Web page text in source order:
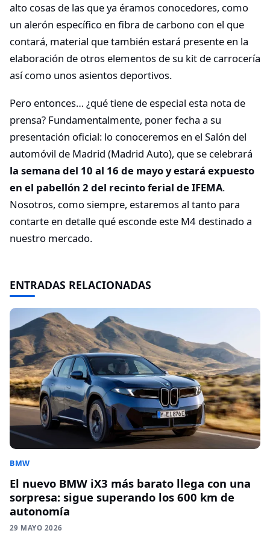
alto cosas de las que ya éramos conocedores, como
un alerón específico en fibra de carbono con el que
contará, material que también estará presente en la
elaboración de otros elementos de su kit de carrocería
así como unos asientos deportivos.
Pero entonces… ¿qué tiene de especial esta nota de
prensa? Fundamentalmente, poner fecha a su
presentación oficial: lo conoceremos en el Salón del
automóvil de Madrid (Madrid Auto), que se celebrará
la semana del 10 al 16 de mayo y estará expuesto
en el pabellón 2 del recinto ferial de IFEMA.
Nosotros, como siempre, estaremos al tanto para
contarte en detalle qué esconde este M4 destinado a
nuestro mercado.
ENTRADAS RELACIONADAS
BMW
El nuevo BMW iX3 más barato llega con una
sorpresa: sigue superando los 600 km de
autonomía
29 MAYO 2026